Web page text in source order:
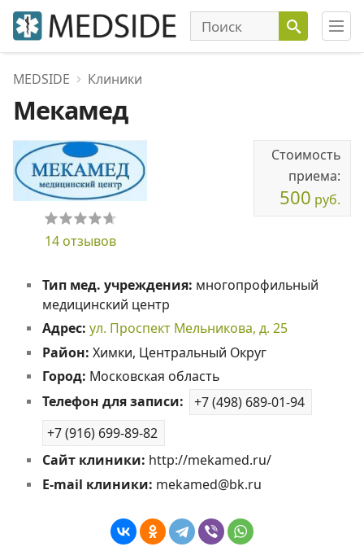
MEDSIDE Клиники
Мекамед
Стоимость
приема:
500 руб.
14 отзывов
Тип мед. учреждения: многопрофильный
медицинский центр
Адрес: ул. Проспект Мельникова, д. 25
Район: Химки, Центральный Округ
Город: Московская область
Телефон для записи:
+7 (498) 689-01-94
+7 (916) 699-89-82
Сайт клиники: http://mekamed.ru/
E-mail клиники: mekamed@bk.ru